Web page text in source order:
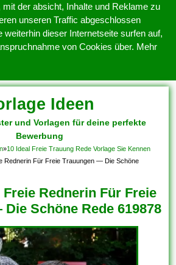
der absicht, Inhalte und Reklame zu
unseren Traffic abgeschlossen
weiterhin dieser Internetseite surfen auf,
von Cookies über. Mehr
Ideen
und Vorlagen für deine perfekte
Bewerbung
»10 Ideal Freie Trauung Rede Vorlage Sie Kennen
Rednerin Für Freie Trauungen — Die Schöne
Rednerin Für Freie
Schöne Rede 619878